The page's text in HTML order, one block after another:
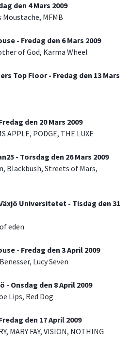
den 4 Mars 2009
Moustache, MFMB
- Fredag den 6 Mars 2009
of God, Karma Wheel
Top Floor - Fredag den 13 Mars
den 20 Mars 2009
APPLE, PODGE, THE LUXE
- Torsdag den 26 Mars 2009
Blackbush, Streets of Mars,
Universitetet - Tisdag den 31
eden
- Fredag den 3 April 2009
Lucy Seven
Onsdag den 8 April 2009
Lips, Red Dog
den 17 April 2009
MARY FAY, VISION, NOTHING